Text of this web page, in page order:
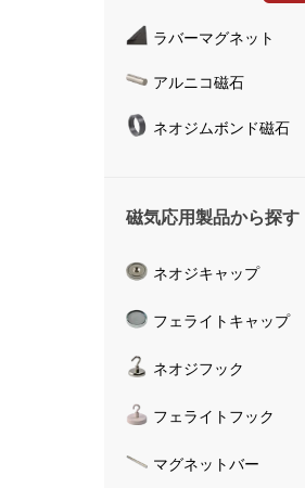
磁気計測器
ラバーマグネット
アルニコ磁石
ネオジムボンド磁石
磁気応用製品から探す
ネオジキャップ
フェライトキャップ
ネオジフック
フェライトフック
マグネットバー